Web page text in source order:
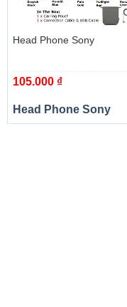
Có được hiệu suất tốt
DDR4, bạn sẽ bổ
Head Phone Sony
105.000 ₫
Head Phone Sony